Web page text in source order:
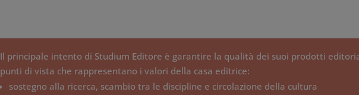
Il principale intento di Studium Editore è garantire la qualità dei suoi prodotti
punti di vista che rappresentano i valori della casa editrice:
sostegno alla ricerca, scambio tra le discipline e circolazione della cultura